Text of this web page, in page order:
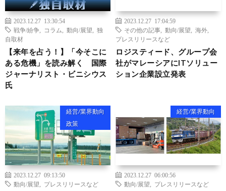
2023.12.27 13:30:54
戦争/紛争
コラム 動向/展望
独
自取材
【来年を占う！】「今そこに
ある危機」を読み解く 国際
ジャーナリスト・ビニシウス
氏
2023.12.27 17:04:59
その他の記事
動向/展望 海外
プレスリリースなど
ロジスティード、グループ会
社がマレーシアにITソリュー
ション企業設立発表
経営/業界動向
政策
2023.12.27 09:13:50
動向/展望
プレスリリースなど
経営/業界動向
2023.12.27 06:00:56
動向/展望
プレスリリースなど